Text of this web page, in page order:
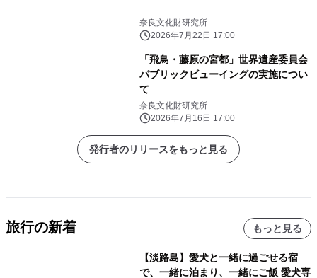
奈良文化財研究所
2026年7月22日 17:00
「飛鳥・藤原の宮都」世界遺産委員会
パブリックビューイングの実施につい
て
奈良文化財研究所
2026年7月16日 17:00
発行者のリリースをもっと見る
旅行の新着 もっと見る
【淡路島】愛犬と一緒に過ごせる宿
で、一緒に泊まり、一緒にご飯 愛犬専